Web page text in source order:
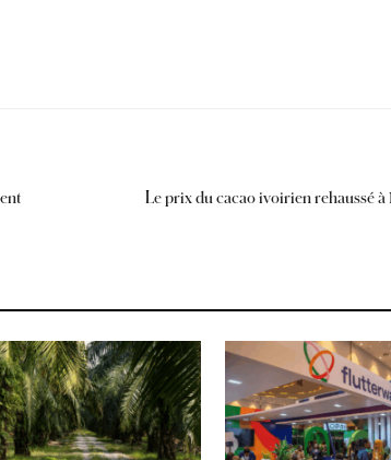
Le prix du cacao ivoirien rehaussé